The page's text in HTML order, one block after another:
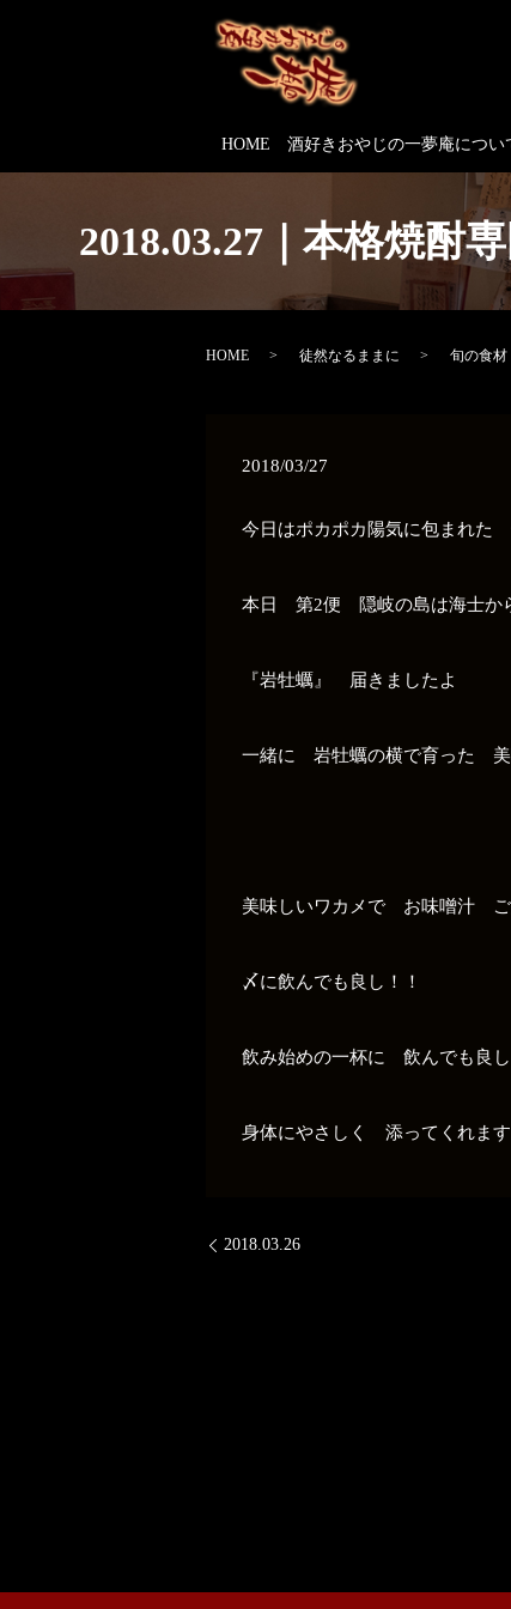
HOME 酒好きおやじの一夢庵につい
2018.03.27｜本格焼酎
HOME 徒然なるままに 旬の食材
2018/03/27
今日はポカポカ陽気に包まれた
本日 第2便 隠岐の島は海士
『岩牡蠣』 届きましたよ
一緒に 岩牡蠣の横で育った 美
美味しいワカメで お味噌汁 ご
〆に飲んでも良し！！
飲み始めの一杯に 飲んでも良し
身体にやさしく 添ってくれ
2018.03.26